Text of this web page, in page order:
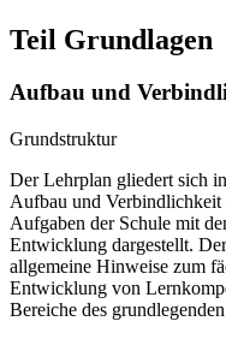
Teil Grundlagen
Aufbau und
Grundstruktur
Der Lehrplan gliedert sich
Aufbau und Verbindlichkeit
Aufgaben der Schule mit
Entwicklung dargestellt.
allgemeine Hinweise zum
Entwicklung von
Bereiche des